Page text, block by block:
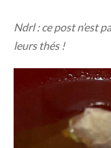
Ndrl : ce post n’est
leurs thés !